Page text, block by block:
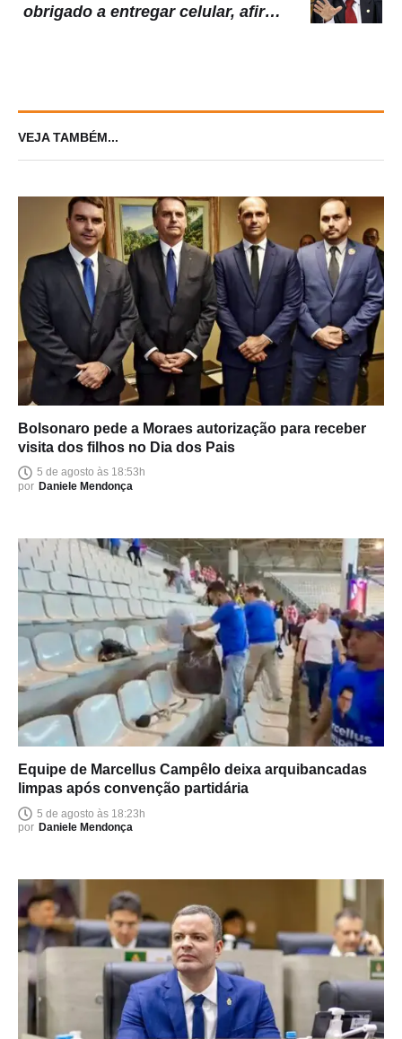
obrigado a entregar celular, afirma
VEJA TAMBÉM...
Bolsonaro pede a Moraes autorização para receber
visita dos filhos no Dia dos Pais
5 de agosto às 18:53h
por Daniele Mendonça
Equipe de Marcellus Campêlo deixa arquibancadas
limpas após convenção partidária
5 de agosto às 18:23h
por Daniele Mendonça